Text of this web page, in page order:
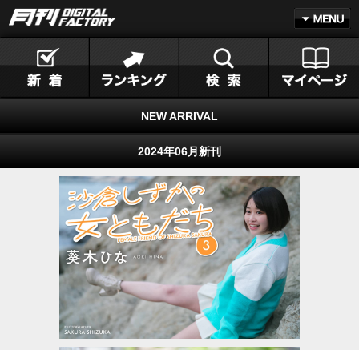
NEW ARRIVAL
2024年06月新刊